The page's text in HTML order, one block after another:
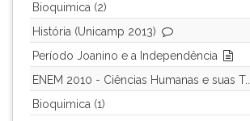
Bioquimica (2)
História (Unicamp 2013)
Período Joanino e a Independência
ENEM 2010 - Ciências Humanas e suas T...
Bioquimica (1)